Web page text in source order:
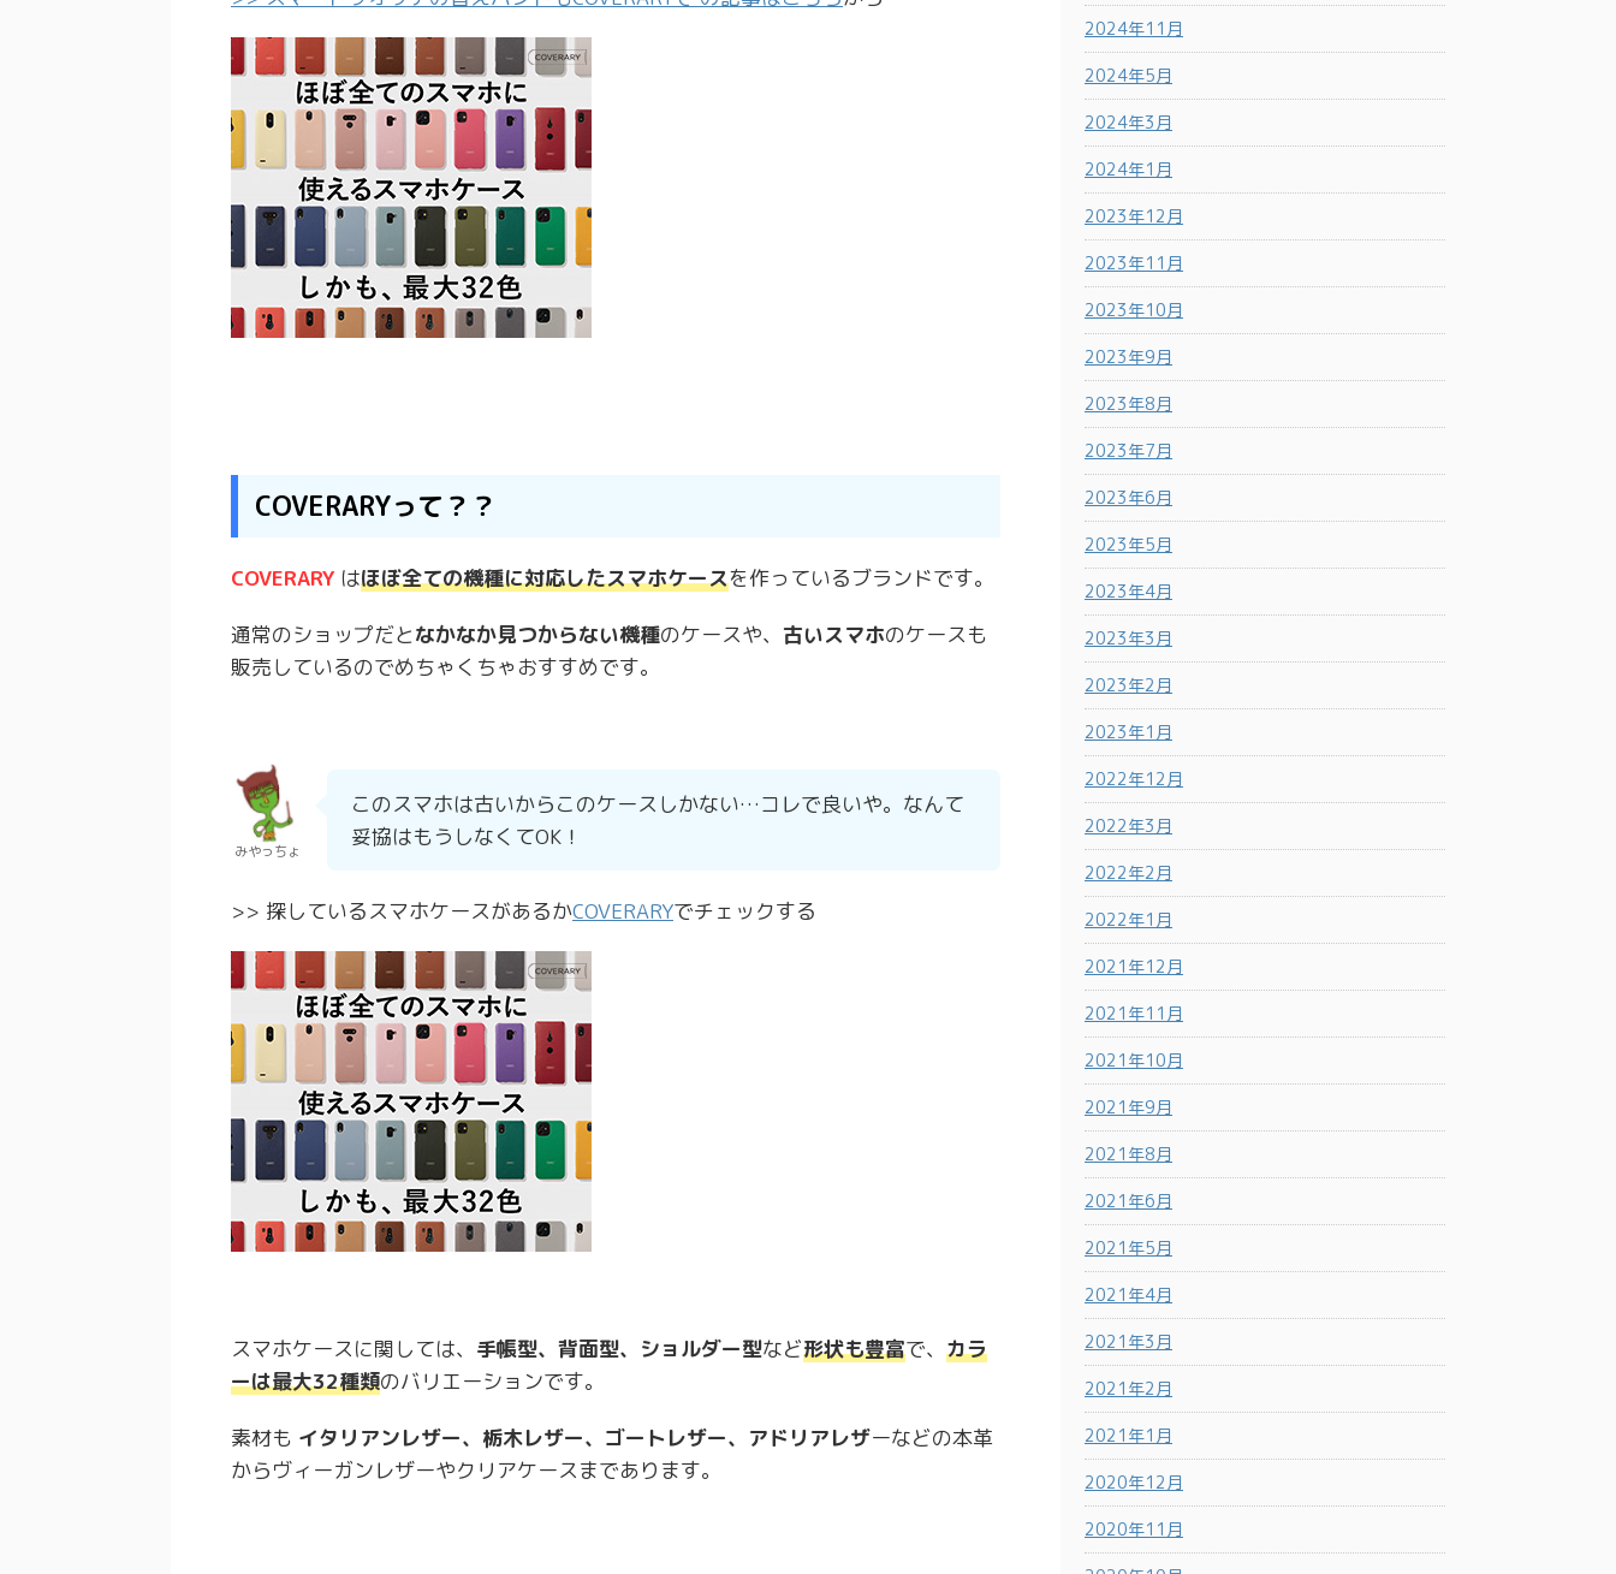
COVERARYって？？
COVERARY はほぼ全ての機種に対応したスマホケースを作っているブランドです。
通常のショップだとなかなか見つからない機種のケースや、 古いスマホのケースも
販売しているのでめちゃくちゃおすすめです。
みやっちょ
このスマホは古いからこのケースしかない…コレで良いや。なんて
妥協はもうしなくてOK！
>> 探しているスマホケースがあるかCOVERARYでチェックする
スマホケースに関しては、 手帳型、背面型、ショルダー型など形状も豊富で、 カラ
ーは最大32種類のバリエーションです。
素材も イタリアンレザー、栃木レザー、ゴートレザー、アドリアレザーなどの本革
からヴィーガンレザーやクリアケースまであります。
2024年11月
2024年5月
2024年3月
2024年1月
2023年12月
2023年11月
2023年10月
2023年9月
2023年8月
2023年7月
2023年6月
2023年5月
2023年4月
2023年3月
2023年2月
2023年1月
2022年12月
2022年3月
2022年2月
2022年1月
2021年12月
2021年11月
2021年10月
2021年9月
2021年8月
2021年6月
2021年5月
2021年4月
2021年3月
2021年2月
2021年1月
2020年12月
2020年11月